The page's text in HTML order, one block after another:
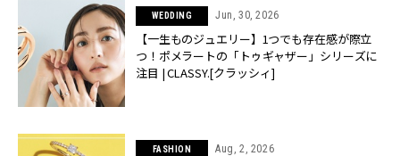
WEDDING Jun, 30, 2026
【一生ものジュエリー】1つでも存在感が際立
つ！ポメラートの「トゥギャザー」シリーズに
注目 | CLASSY.[クラッシィ]
FASHION Aug, 2, 2026